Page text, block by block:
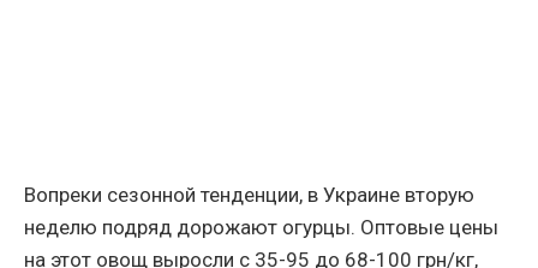
Вопреки сезонной тенденции, в Украине вторую
неделю подряд дорожают огурцы. Оптовые цены
на этот овощ выросли с 35-95 до 68-100 грн/кг,